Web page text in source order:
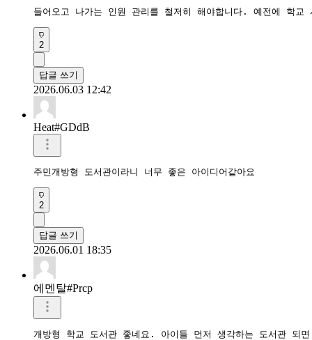
들어오고 나가는 인원 관리를 철저히 해야합니다. 예전에 학
2
답글 쓰기
2026.06.03 12:42
Heat#GDdB
주민개방형 도서관이라니 너무 좋은 아이디어같아요
2
답글 쓰기
2026.06.01 18:35
에멘탈#Prcp
개방형 학교 도서관 좋네요. 아이들 먼저 생각하는 도서관 되